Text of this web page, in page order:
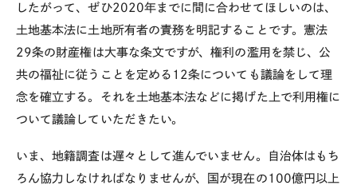
したがって、ぜひ2020年までに間に合わせてほしいのは、
土地基本法に土地所有者の責務を明記することです。憲法
29条の財産権は大事な条文ですが、権利の濫用を禁じ、公
共の福祉に従うことを定める12条についても議論をして理
念を確立する。それを土地基本法などに掲げた上で利用権に
ついて議論していただきたい。
いま、地籍調査は遅々として進んでいません。自治体はもち
ろん協力しなければなりませんが、国が現在の100億円以上